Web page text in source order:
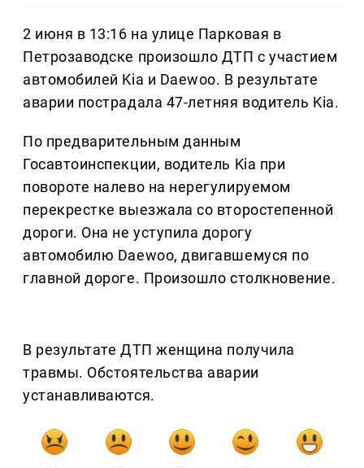
2 июня в 13:16 на улице Парковая в
Петрозаводске произошло ДТП с участием
автомобилей Kia и Daewoo. В результате
аварии пострадала 47-летняя водитель Kia.
По предварительным данным
Госавтоинспекции, водитель Kia при
повороте налево на нерегулируемом
перекрестке выезжала со второстепенной
дороги. Она не уступила дорогу
автомобилю Daewoo, двигавшемуся по
главной дороге. Произошло столкновение.
В результате ДТП женщина получила
травмы. Обстоятельства аварии
устанавливаются.